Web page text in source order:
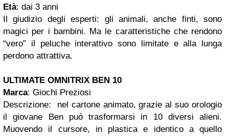
Età: dai 3 anni
Il giudizio degli esperti: gli animali, anche finti, sono
magici per i bambini. Ma le caratteristiche che rendono
“vero” il peluche interattivo sono limitate e alla lunga
perdono attrattiva.
ULTIMATE OMNITRIX BEN 10
Marca: Giochi Preziosi
Descrizione: nel cartone animato, grazie al suo orologio
il giovane Ben può trasformarsi in 10 diversi alieni.
Muovendo il cursore, in plastica e identico a quello